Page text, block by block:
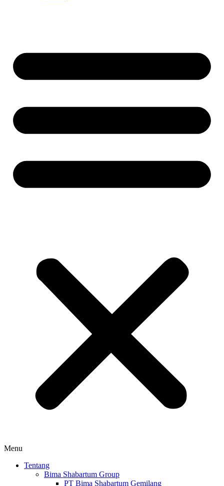
Menu
Tentang
Bima Shabartum Group
PT Bima Shabartum Gemilang